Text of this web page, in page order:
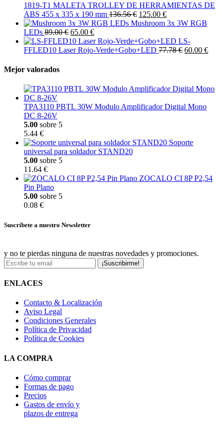
1819-T1 MALETA TROLLEY DE HERRAMIENTAS DE
ABS 455 x 335 x 190 mm 136.56 € 125.00 €
Mushroom 3x 3W RGB
LEDs 89.00 € 65.00 €
LS-
FFLED10 Laser Rojo-Verde+Gobo+LED 77.78 € 60.00 €
Mejor valorados
TPA3110 PBTL 30W Modulo Amplificador Digital Mono
DC 8-26V
5.00 sobre 5
5.44 €
Soporte
universal para soldador STAND20
5.00 sobre 5
11.64 €
ZOCALO CI 8P P2,54
Pin Plano
5.00 sobre 5
0.08 €
Suscríbete a nuestro Newsletter
y no te pierdas ninguna de nuestras novedades y promociones.
¡Suscribirme!
ENLACES
Contacto & Localización
Aviso Legal
Condiciones Generales
Política de Privacidad
Política de Cookies
LA COMPRA
Cómo comprar
Formas de pago
Precios
Gastos de envío y
plazos de entrega